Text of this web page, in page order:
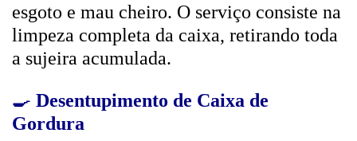
esgoto e mau cheiro. O serviço consiste na
limpeza completa da caixa, retirando toda
a sujeira acumulada.
🍳 Desentupimento de Caixa de
Gordura